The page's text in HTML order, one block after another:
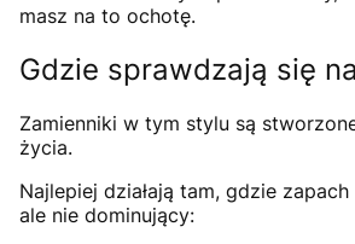
masz na to ochotę.
Gdzie sprawdzają się
Zamienniki w tym stylu są
życia.
Najlepiej działają tam, gdzie
ale nie dominujący: